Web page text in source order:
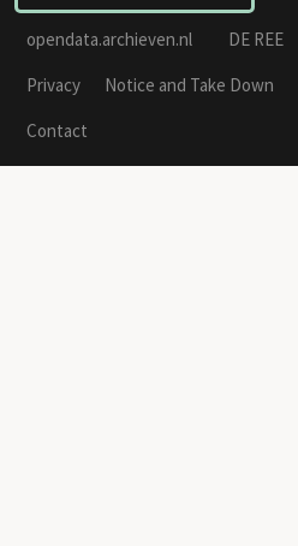
opendata.archieven.nl DE REE
Privacy
Notice and Take Down
Contact